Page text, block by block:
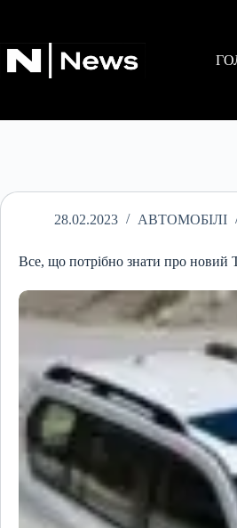
28.02.2023 АВТОМОБІЛІ
Все, що потрібно знати про новий